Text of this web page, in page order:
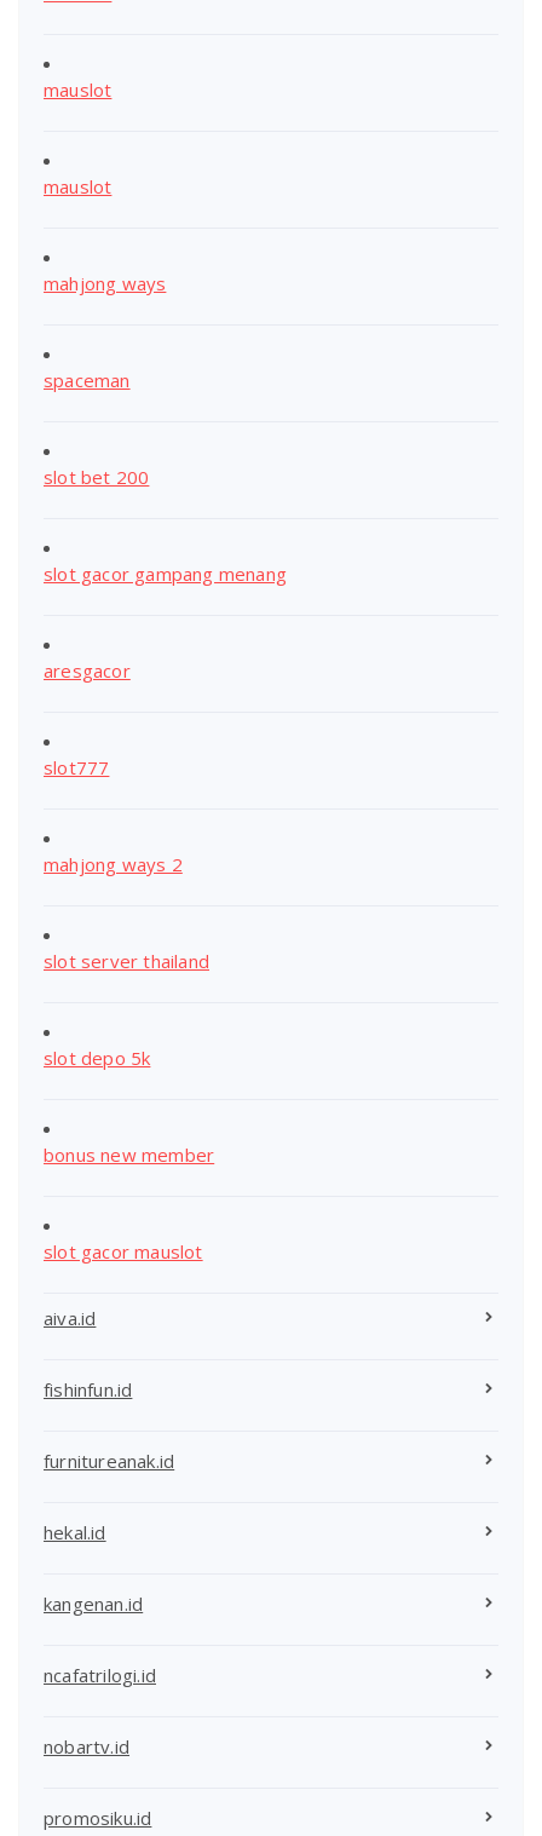
mauslot
mauslot
mahjong ways
spaceman
slot bet 200
slot gacor gampang menang
aresgacor
slot777
mahjong ways 2
slot server thailand
slot depo 5k
bonus new member
slot gacor mauslot
aiva.id
fishinfun.id
furnitureanak.id
hekal.id
kangenan.id
ncafatrilogi.id
nobartv.id
promosiku.id